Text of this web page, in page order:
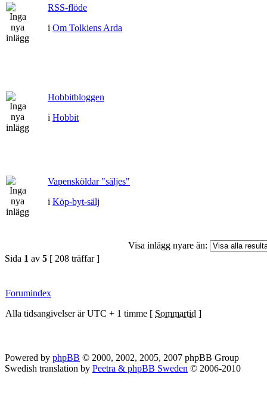
RSS-flöde
i Om Tolkiens Arda
Hobbitbloggen
i Hobbit
Vapensköldar "säljes"
i Köp-byt-sälj
Visa inlägg nyare än:
Sida 1 av 5 [ 208 träffar ]
Forumindex
Alla tidsangivelser är UTC + 1 timme [ Sommartid ]
Powered by phpBB © 2000, 2002, 2005, 2007 phpBB Group
Swedish translation by Peetra & phpBB Sweden © 2006-2010